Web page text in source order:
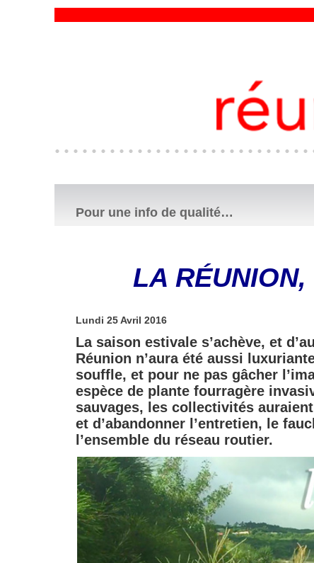
Pour une info de qualité…
​LA RÉUNION,
Lundi 25 Avril 2016
La saison estivale s’achève, et
Réunion n’aura été aussi
souffle, et pour ne pas gâcher
espèce de plante fourragère
sauvages, les collectivités
et d’abandonner l’entretien, le
l’ensemble du réseau routier.